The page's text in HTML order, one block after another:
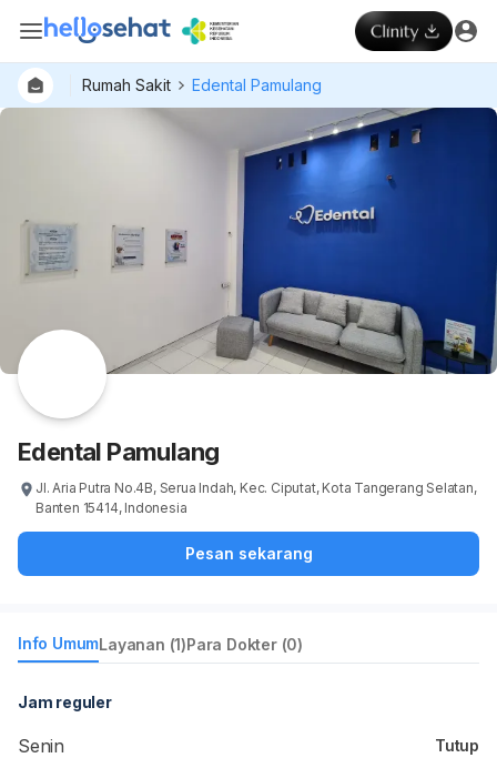
Rumah Sakit Edental Pamulang
Edental Pamulang
Jl. Aria Putra No.4B, Serua Indah, Kec. Ciputat, Kota Tangerang Selatan,
Banten 15414, Indonesia
Pesan sekarang
Info UmumLayanan (1)Para Dokter (0)
Jam reguler
Senin Tutup